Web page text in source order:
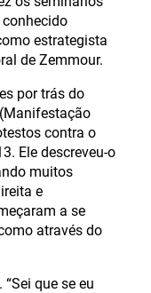
conhecido
estrategista
de Zemmour.
por trás do
contra o
Ele descreveu-o
muitos
e
a se
através do
que se eu